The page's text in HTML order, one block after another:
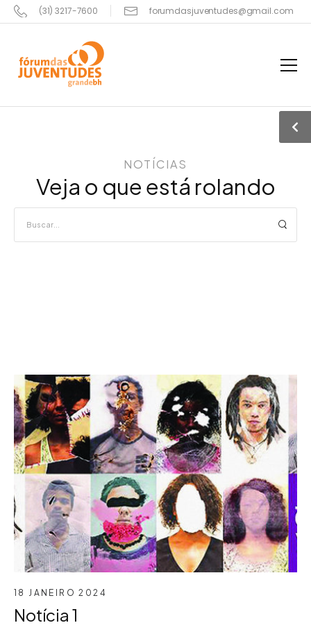
(31) 3217-7600 forumdasjuventudes@gmail.com
NOTÍCIAS
Veja o que está rolando
18 JANEIRO 2024
Notícia 1